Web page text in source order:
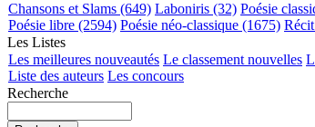
Chansons et Slams (649) Laboniris (32) Poésie
Poésie libre (2594) Poésie néo-classique (1675)
Les Listes
Les meilleures nouveautés Le classement nouvelles
Liste des auteurs Les concours
Recherche